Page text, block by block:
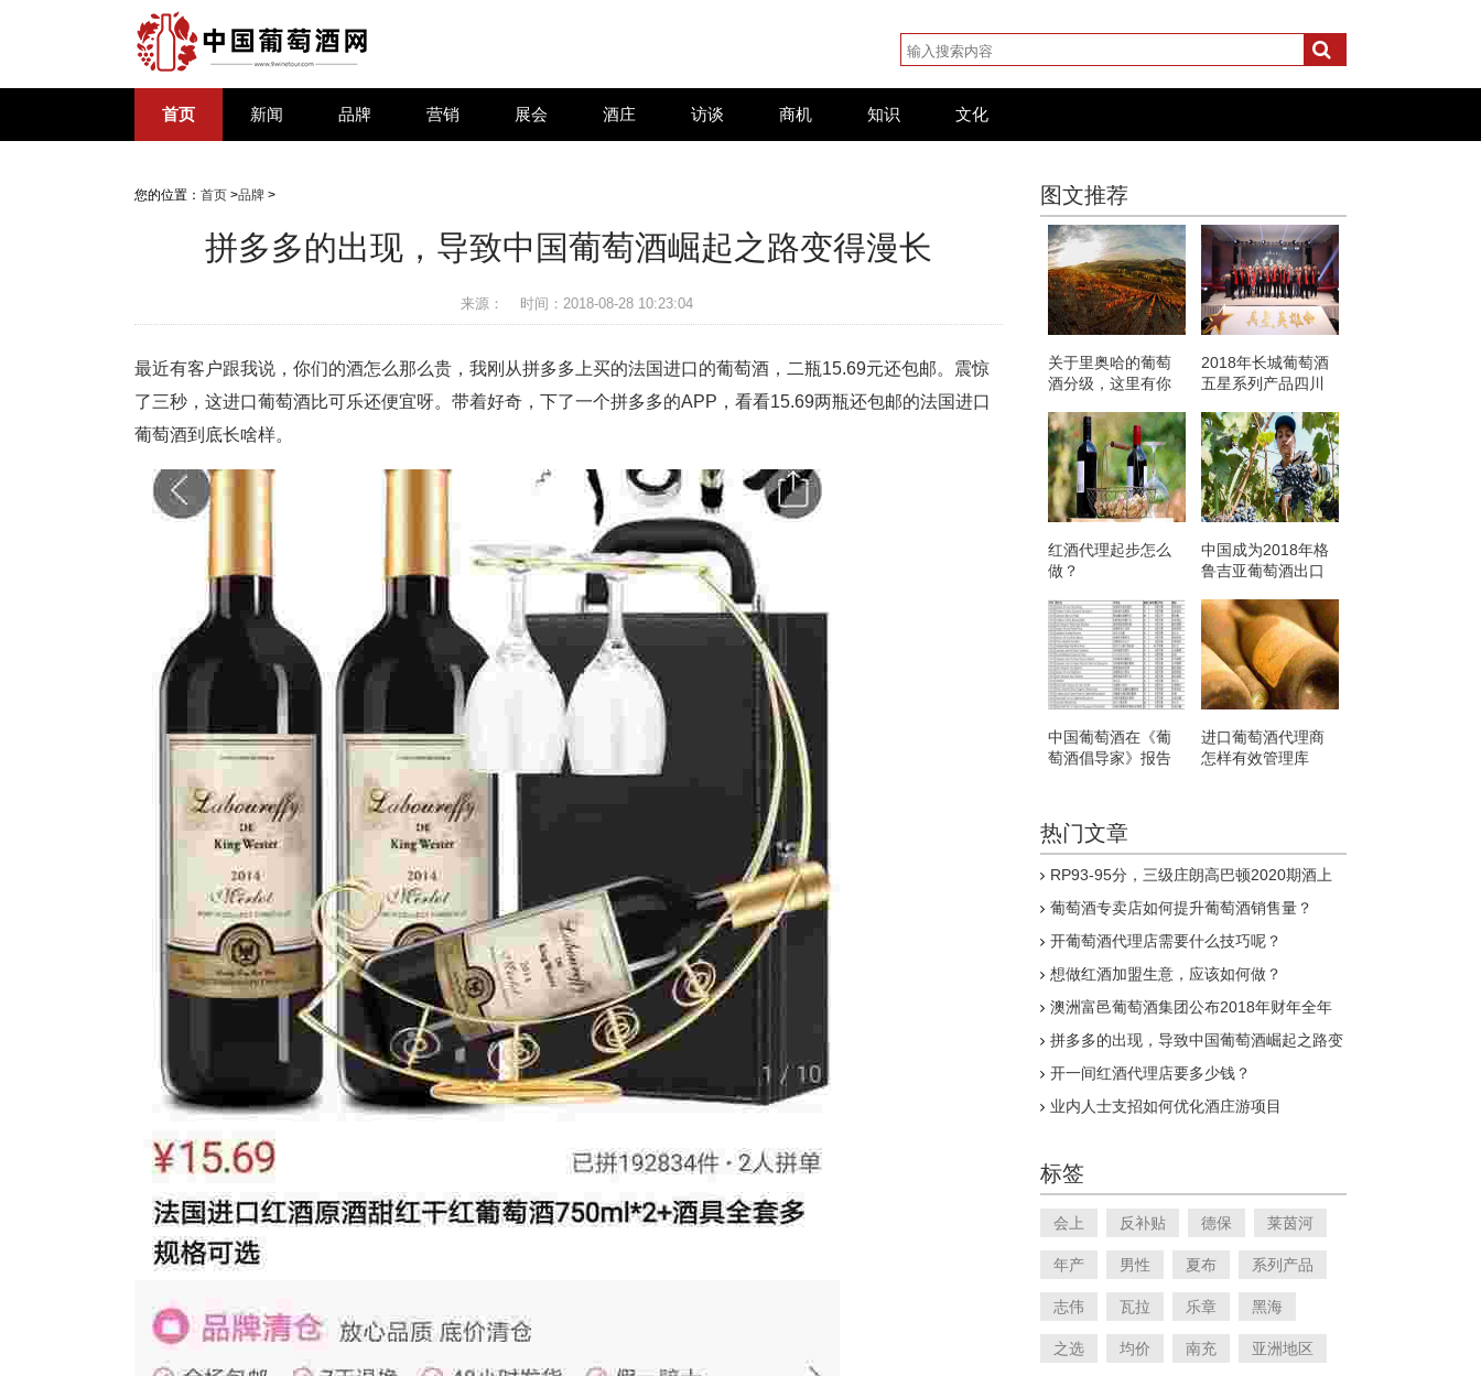
首页 新闻 品牌 营销 展会 酒庄 访谈 商机 知识 文化
您的位置： 首页 >品牌 >
拼多多的出现，导致中国葡萄酒崛起之路变得漫长
来源： 时间：2018-08-28 10:23:04
最近有客户跟我说，你们的酒怎么那么贵，我刚从拼多多上买的法国进口的葡萄酒，二瓶15.69元还包邮。震惊
了三秒，这进口葡萄酒比可乐还便宜呀。带着好奇，下了一个拼多多的APP，看看15.69两瓶还包邮的法国进口
葡萄酒到底长啥样。
图文推荐
关于里奥哈的葡萄
酒分级，这里有你
2018年长城葡萄酒
五星系列产品四川
红酒代理起步怎么
做？
中国成为2018年格
鲁吉亚葡萄酒出口
中国葡萄酒在《葡
萄酒倡导家》报告
进口葡萄酒代理商
怎样有效管理库
热门文章
RP93-95分，三级庄朗高巴顿2020期酒上
葡萄酒专卖店如何提升葡萄酒销售量？
开葡萄酒代理店需要什么技巧呢？
想做红酒加盟生意，应该如何做？
澳洲富邑葡萄酒集团公布2018年财年全年
拼多多的出现，导致中国葡萄酒崛起之路变
开一间红酒代理店要多少钱？
业内人士支招如何优化酒庄游项目
标签
会上 反补贴 德保 莱茵河
年产 男性 夏布 系列产品
志伟 瓦拉 乐章 黑海
之选 均价 南充 亚洲地区